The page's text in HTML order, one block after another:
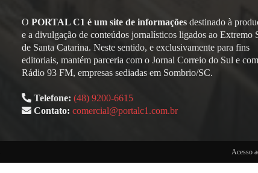
O PORTAL C1 é um site de informações destinado à
e a divulgação de conteúdos jornalísticos ligados ao Extremo
de Santa Catarina. Neste sentido, e exclusivamente para fins
editoriais, mantém parceria com o Jornal Correio do Sul e
Rádio 93 FM, empresas sediadas em Sombrio/SC.
Telefone: (48) 9200-6615
Contato: comercial@portalc1.com.br
Acesso